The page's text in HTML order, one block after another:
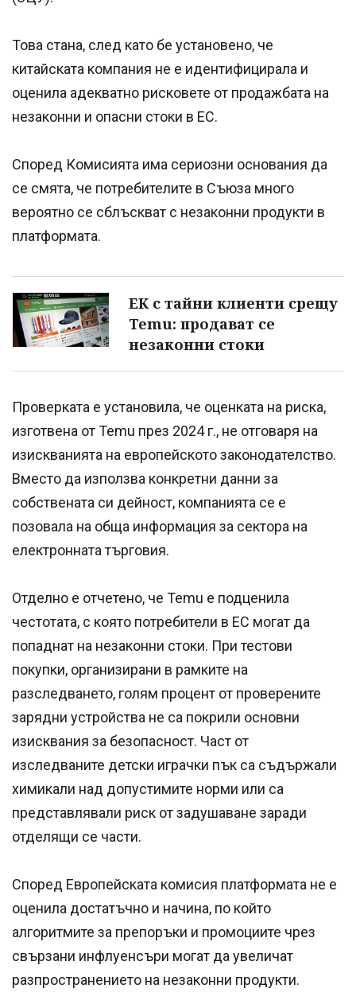
Това стана, след като бе установено, че
китайската компания не е идентифицирала и
оценила адекватно рисковете от продажбата на
незаконни и опасни стоки в ЕС.
Според Комисията има сериозни основания да
се смята, че потребителите в Съюза много
вероятно се сблъскват с незаконни продукти в
платформата.
ЕК с тайни клиенти срещу
Temu: продават се
незаконни стоки
Проверката е установила, че оценката на риска,
изготвена от Temu през 2024 г., не отговаря на
изискванията на европейското законодателство.
Вместо да използва конкретни данни за
собствената си дейност, компанията се е
позовала на обща информация за сектора на
електронната търговия.
Отделно е отчетено, че Temu е подценила
честотата, с която потребители в ЕС могат да
попаднат на незаконни стоки. При тестови
покупки, организирани в рамките на
разследването, голям процент от проверените
зарядни устройства не са покрили основни
изисквания за безопасност. Част от
изследваните детски играчки пък са съдържали
химикали над допустимите норми или са
представлявали риск от задушаване заради
отделящи се части.
Според Европейската комисия платформата не е
оценила достатъчно и начина, по който
алгоритмите за препоръки и промоциите чрез
свързани инфлуенсъри могат да увеличат
разпространението на незаконни продукти.